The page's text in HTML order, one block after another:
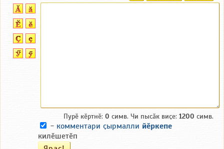
Пурӗ кӗртнӗ: 0 симв. Чи пысӑк виҫе: 1200 симв.
- комментари ҫырмалли йӗркепе
килӗшетӗп